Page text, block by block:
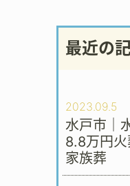
最近の
2023.09.5
水戸市｜
8.8万円
家族葬